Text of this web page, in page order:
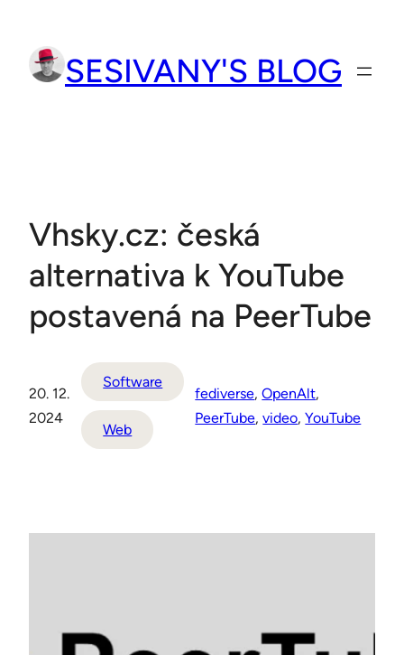
obsah
SESIVANY'S BLOG
Vhsky.cz: česká
alternativa k YouTube
postavená na PeerTube
20. 12.
2024
Software
Web
fediverse, OpenAlt,
PeerTube, video, YouTube